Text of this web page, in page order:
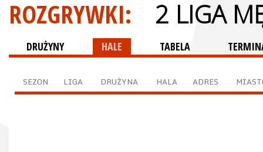
ROZGRYWKI: 2 LIGA
DRUŻYNY HALE TABELA
SEZON LIGA DRUŻYNA HALA ADRES